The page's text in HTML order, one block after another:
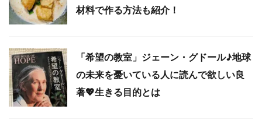
材料で作る方法も紹介！
「希望の教室」ジェーン・グドール♪地球
の未来を憂いている人に読んで欲しい良
著💖生きる目的とは